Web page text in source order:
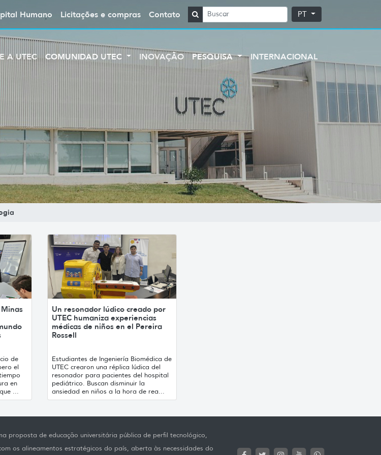
Humano Licitações e compras Contato PT
A UTEC COMUNIDAD UTEC INOVAÇÃO PESQUISA INTERNACIONAL
de
el
en
...
Un resonador lúdico creado por
UTEC humaniza experiencias
médicas de niños en el Pereira
Rossell
Estudiantes de Ingeniería Biomédica de
UTEC crearon una réplica lúdica del
resonador para pacientes del hospital
pediátrico. Buscan disminuir la
ansiedad en niños a la hora de rea...
proposta de educação universitária pública de perfil tecnológico,
os alineamentos estratégicos do país, aberta às necessidades do